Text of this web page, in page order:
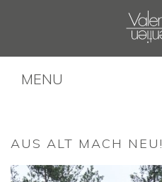
MENU
AUS ALT MACH NEU!